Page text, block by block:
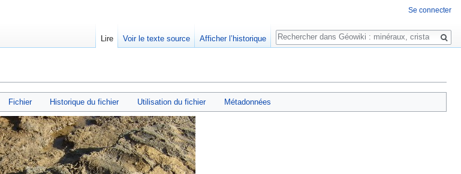
Fichier Historique du fichier Utilisation du fichier Métadonnées
Se connecter
Lire Voir le texte source Afficher l’historique
Rechercher